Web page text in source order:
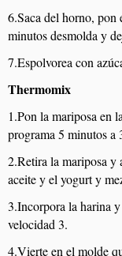
6.Saca del horno, pon
minutos desmolda y
7.Espolvorea con
Thermomix
1.Pon la mariposa en
programa 5 minutos a
2.Retira la mariposa y
aceite y el yogurt y
3.Incorpora la harina
velocidad 3.
4.Vierte en el molde